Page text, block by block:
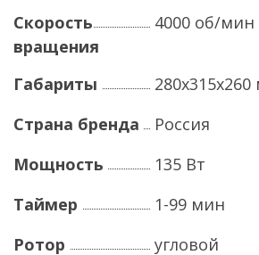
Скорость
вращения
4000 об/мин
Габариты
Страна бренда
Россия
Мощность
135 Вт
Таймер
1-99 мин
Ротор
угловой